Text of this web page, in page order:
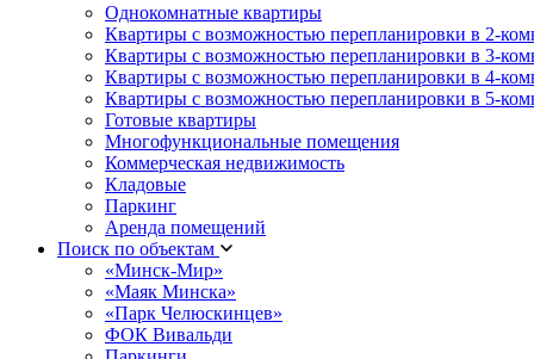
Однокомнатные квартиры
Квартиры с возможностью перепланировки в 2-
Квартиры с возможностью перепланировки в 3-
Квартиры с возможностью перепланировки в 4-
Квартиры с возможностью перепланировки в 5-
Готовые квартиры
Многофункциональные помещения
Коммерческая недвижимость
Кладовые
Паркинг
Аренда помещений
Поиск по объектам
«Минск-Мир»
«Маяк Минска»
«Парк Челюскинцев»
ФОК Вивальди